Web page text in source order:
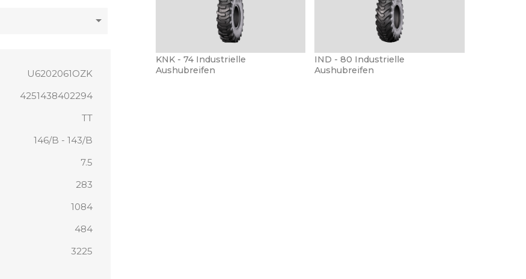
U6202061OZK
4251438402294
TT
146/B - 143/B
7.5
283
1084
484
3225
KNK - 74 Industrielle
Aushubreifen
IND - 80 Industrielle
Aushubreifen